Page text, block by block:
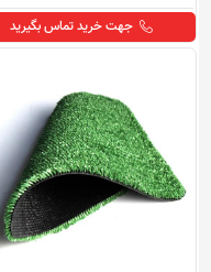
جهت خرید تماس بگیرید